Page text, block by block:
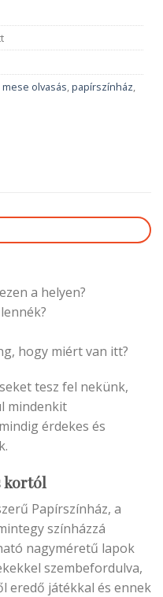
mese olvasás,papírszínház,
a helyen?
hogy miért van itt?
tesz fel nekünk,
mindenkit
érdekes és
kortól
Papírszínház, a
színházzá
nagyméretű lapok
szembefordulva,
eredő játékkal és ennek